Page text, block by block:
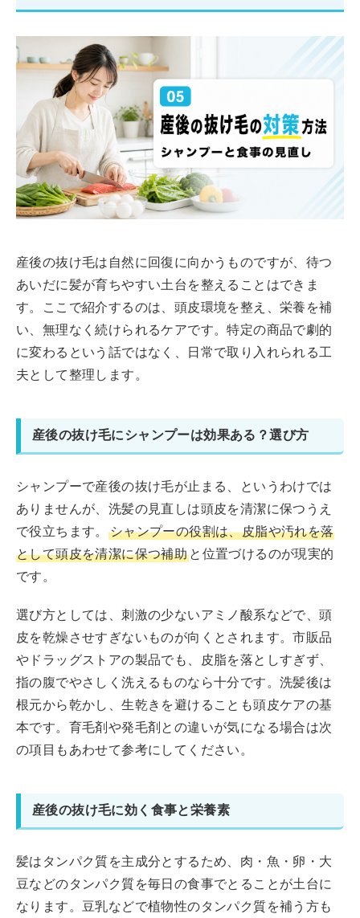
産後の抜け毛は自然に回復に向かうものですが、待つ
あいだに髪が育ちやすい土台を整えることはできま
す。ここで紹介するのは、頭皮環境を整え、栄養を補
い、無理なく続けられるケアです。特定の商品で劇的
に変わるという話ではなく、日常で取り入れられる工
夫として整理します。
産後の抜け毛にシャンプーは効果ある？選び方
シャンプーで産後の抜け毛が止まる、というわけでは
ありませんが、洗髪の見直しは頭皮を清潔に保つうえ
で役立ちます。
シャンプーの役割は、皮脂や汚れを落
として頭皮を清潔に保つ補助 と位置づけるのが現実的
です。
選び方としては、刺激の少ないアミノ酸系などで、頭
皮を乾燥させすぎないものが向くとされます。市販品
やドラッグストアの製品でも、皮脂を落としすぎず、
指の腹でやさしく洗えるものなら十分です。洗髪後は
根元から乾かし、生乾きを避けることも頭皮ケアの基
本です。育毛剤や発毛剤との違いが気になる場合は次
の項目もあわせて参考にしてください。
産後の抜け毛に効く食事と栄養素
髪はタンパク質を主成分とするため、肉・魚・卵・大
豆などのタンパク質を毎日の食事でとることが土台に
なります。豆乳などで植物性のタンパク質を補う方も